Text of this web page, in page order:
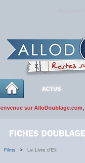
ACTUS
sur AlloDoublage.com
Films > Le Livre d'Eli